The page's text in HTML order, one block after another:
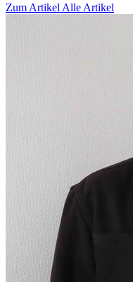
Zum Artikel Alle Artikel